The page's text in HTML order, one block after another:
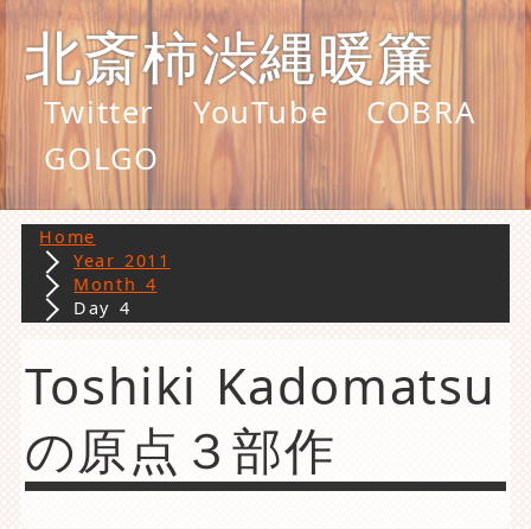
北斎柿渋縄暖簾
Twitter YouTube
COBRA
GOLGO
Home
Year 2011
Month 4
Day 4
Toshiki Kadomatsu
の原点３部作